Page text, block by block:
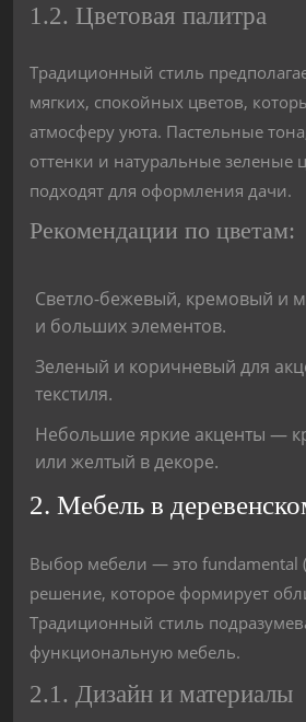
1.2. Цветовая палитра
Традиционный стиль
мягких, спокойных цветов,
атмосферу уюта. Пастельные
оттенки и натуральные зеленые
подходят для оформления дачи.
Рекомендации по цветам:
Светло-бежевый, кремовый и
и больших элементов.
Зеленый и коричневый для
текстиля.
Небольшие яркие акценты —
или желтый в декоре.
2. Мебель в
Выбор мебели — это fundamental
решение, которое формирует
Традиционный стиль
функциональную мебель.
2.1. Дизайн и материалы